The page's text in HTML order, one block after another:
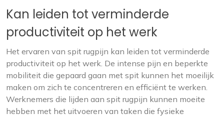
Kan leiden tot verminderde
productiviteit op het werk
Het ervaren van spit rugpijn kan leiden tot verminderde
productiviteit op het werk. De intense pijn en beperkte
mobiliteit die gepaard gaan met spit kunnen het moeilijk
maken om zich te concentreren en efficiënt te werken.
Werknemers die lijden aan spit rugpijn kunnen moeite
hebben met het uitvoeren van taken die fysieke